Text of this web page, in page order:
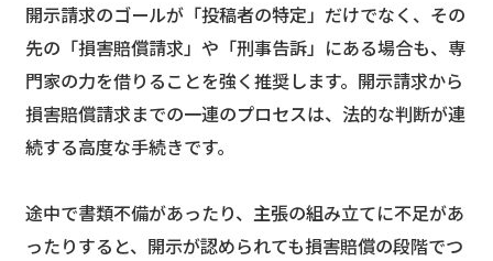
開示請求のゴールが「投稿者の特定」だけでなく、その
先の「損害賠償請求」や「刑事告訴」にある場合も、専
門家の力を借りることを強く推奨します。開示請求から
損害賠償請求までの一連のプロセスは、法的な判断が連
続する高度な手続きです。
途中で書類不備があったり、主張の組み立てに不足があ
ったりすると、開示が認められても損害賠償の段階でつ